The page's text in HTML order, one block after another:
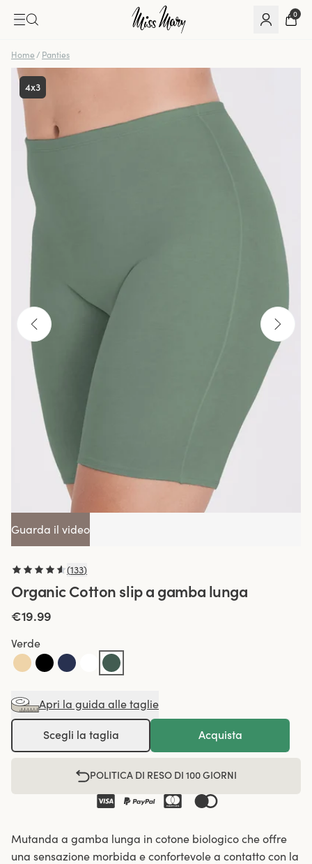
0
Home / Panties
4x3
Guarda il video
(133)
Organic Cotton slip a gamba lunga
€19.99
Verde
Apri la guida alle taglie
Scegli la taglia Acquista
POLITICA DI RESO DI 100 GIORNI
Mutanda a gamba lunga in cotone biologico che offre
una sensazione morbida e confortevole a contatto con la